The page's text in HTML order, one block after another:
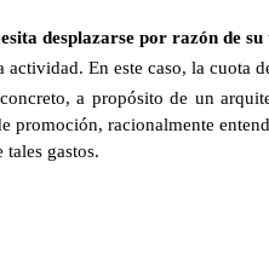
desplazarse por razón de
En este caso, la cuota
a propósito de un
racionalmente
gastos.